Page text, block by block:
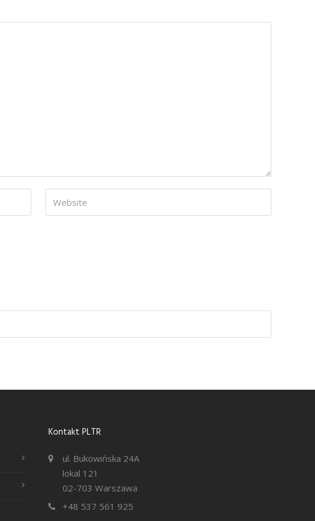
Kontakt PLTR
ul. Bukowińska 24A
lokal 121
02-703 Warszawa
+48 537 561 925